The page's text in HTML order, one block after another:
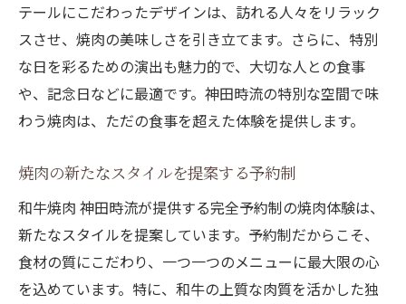
テールにこだわったデザインは、訪れる人々をリラック
スさせ、焼肉の美味しさを引き立てます。さらに、特別
な日を彩るための演出も魅力的で、大切な人との食事
や、記念日などに最適です。神田時流の特別な空間で味
わう焼肉は、ただの食事を超えた体験を提供します。
焼肉の新たなスタイルを提案する予約制
和牛焼肉 神田時流が提供する完全予約制の焼肉体験は、
新たなスタイルを提案しています。予約制だからこそ、
食材の質にこだわり、一つ一つのメニューに最大限の心
を込めています。特に、和牛の上質な肉質を活かした独